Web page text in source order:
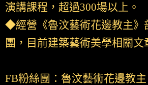
演講課程，超過300場以上。
◆經營《魯汶藝術花邊教主》
團，目前建築藝術美學相關文
FB粉絲團：魯汶藝術花邊教主